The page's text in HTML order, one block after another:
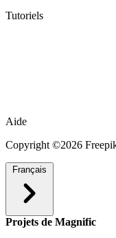
Tutoriels
Aide
Copyright ©2026
Français
Projets de Magnific